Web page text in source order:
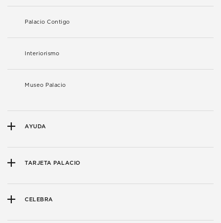
Palacio Contigo
Interiorismo
Museo Palacio
AYUDA
TARJETA PALACIO
CELEBRA